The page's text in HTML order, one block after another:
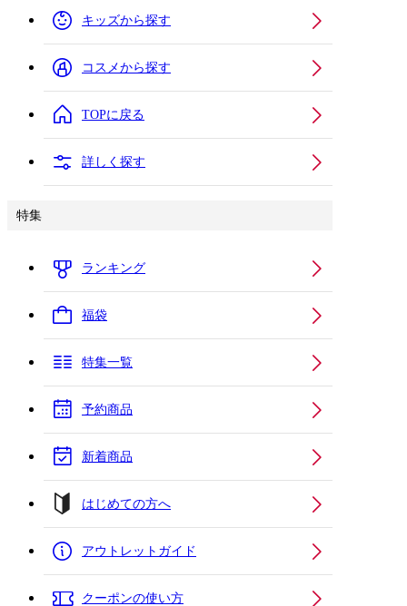
キッズから探す
コスメから探す
TOPに戻る
詳しく探す
特集
ランキング
福袋
特集一覧
予約商品
新着商品
はじめての方へ
アウトレットガイド
クーポンの使い方